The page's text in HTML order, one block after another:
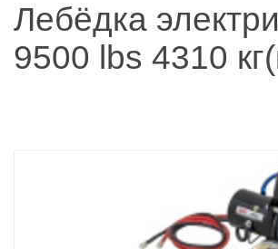
Лебёдка
9500 lbs 4310